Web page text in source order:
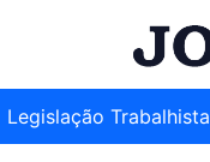
Legislação Trabalhista